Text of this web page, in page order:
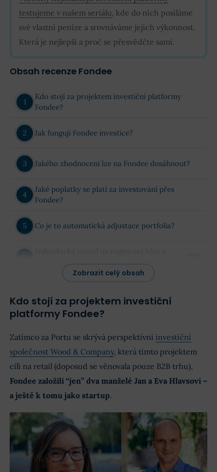
testujeme v našem seriálu, kde do nich posíláme
své vlastní peníze a srovnáváme jejich výkonnost.
Která je nejlepší a proč se přesvědčte sami.
Obsah recenze Fondee
Kdo stojí za projektem investiční platformy
Fondee?
Jak fungují Fondee investice?
Jakého zhodnocení lze na Fondee dosáhnout?
Jaké poplatky se platí za investování přes
Fondee?
Co je to automatická adjustace portfolia?
Jednoduchý návod na registraci účtu u
Shrnutí výhod a nevýhod Fondee
Fondee zkušenosti (komentáře)
Zobrazit celý obsah
Kdo stojí za projektem investiční
platformy Fondee?
Zatímco za Portu se skrývá perspektivní investiční
společnost Wood & Company, která tímto projektem
cíli na retail (doposud se věnovala pouze B2B trhu),
Fondee založili “jen” dva manželé Jan a Eva Hlavsovi –
a ještě k tomu jako startup.